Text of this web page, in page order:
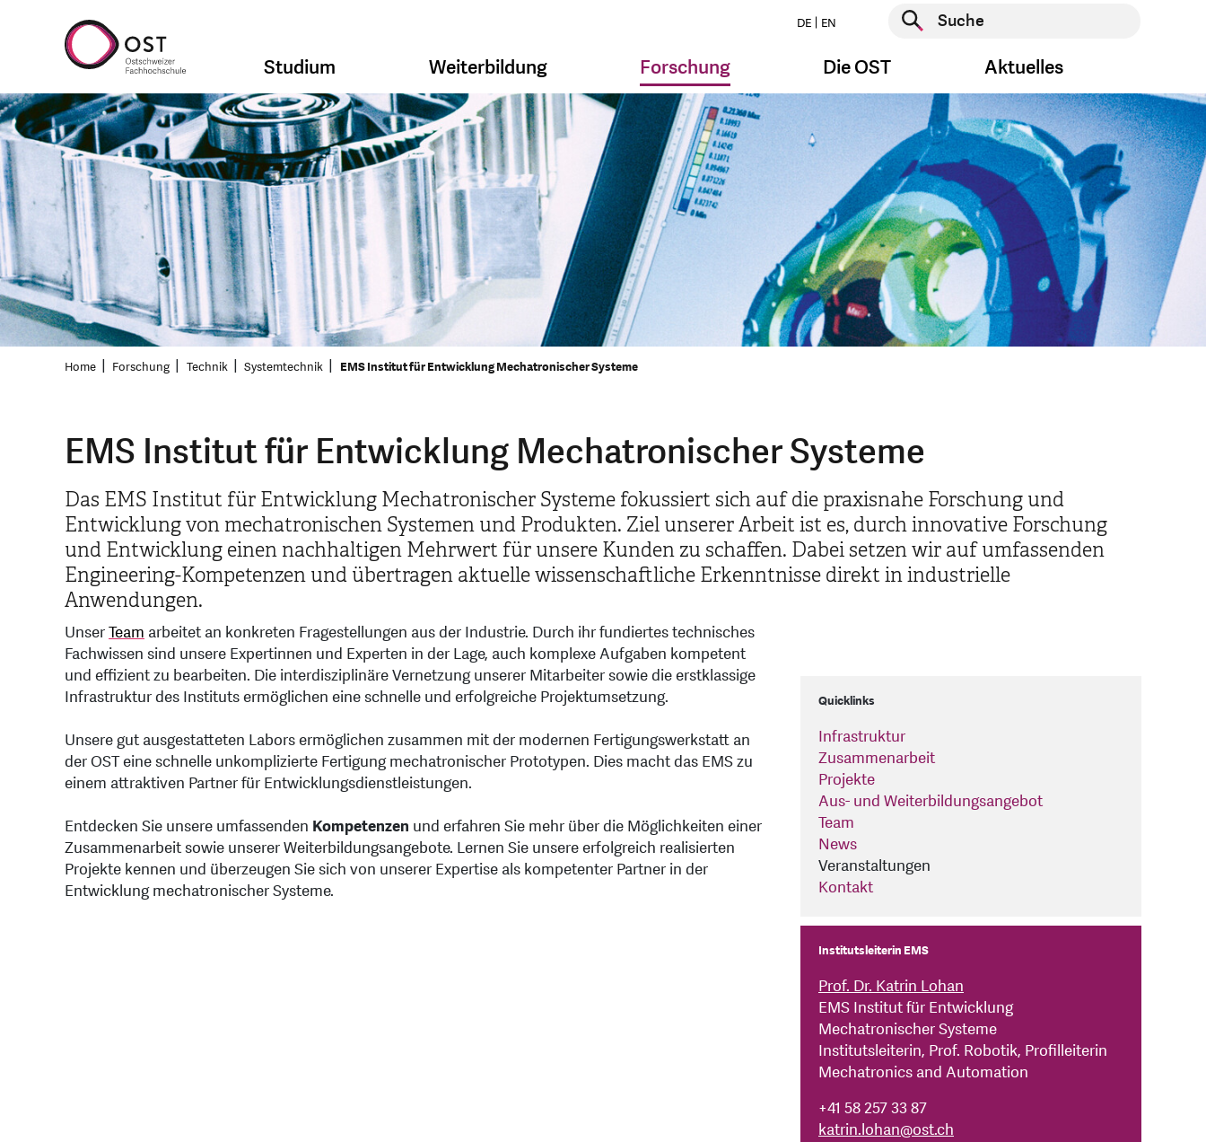
DE EN
Suche starten
Studium Weiterbildung Forschung Die OST Aktuelles
Home Forschung Technik Systemtechnik EMS Institut für Entwicklung Mechatronischer Systeme
EMS Institut für Entwicklung Mechatronischer Systeme
Das EMS Institut für Entwicklung Mechatronischer Systeme fokussiert sich auf die praxisnahe Forschung und
Entwicklung von mechatronischen Systemen und Produkten. Ziel unserer Arbeit ist es, durch innovative Forschung
und Entwicklung einen nachhaltigen Mehrwert für unsere Kunden zu schaffen. Dabei setzen wir auf umfassenden
Engineering-Kompetenzen und übertragen aktuelle wissenschaftliche Erkenntnisse direkt in industrielle
Anwendungen.
UnserTeam arbeitet an konkreten Fragestellungen aus der Industrie. Durch ihr fundiertes technisches
Fachwissen sind unsere Expertinnen und Experten in der Lage, auch komplexe Aufgaben kompetent
und effizient zu bearbeiten. Die interdisziplinäre Vernetzung unserer Mitarbeiter sowie die erstklassige
Infrastruktur des Instituts ermöglichen eine schnelle und erfolgreiche Projektumsetzung.
Unsere gut ausgestatteten Labors ermöglichen zusammen mit der modernen Fertigungswerkstatt an
der OST eine schnelle unkomplizierte Fertigung mechatronischer Prototypen. Dies macht das EMS zu
einem attraktiven Partner für Entwicklungsdienstleistungen.
Entdecken Sie unsere umfassenden Kompetenzen und erfahren Sie mehr über die Möglichkeiten einer
Zusammenarbeit sowie unserer Weiterbildungsangebote. Lernen Sie unsere erfolgreich realisierten
Projekte kennen und überzeugen Sie sich von unserer Expertise als kompetenter Partner in der
Entwicklung mechatronischer Systeme.
Quicklinks
Infrastruktur
Zusammenarbeit
Projekte
Aus- und Weiterbildungsangebot
Team
News
Veranstaltungen
Kontakt
Institutsleiterin EMS
Prof. Dr. Katrin Lohan
EMS Institut für Entwicklung
Mechatronischer Systeme
Institutsleiterin, Prof. Robotik, Profilleiterin
Mechatronics and Automation
+41 58 257 33 87
katrin.lohan@ost.ch